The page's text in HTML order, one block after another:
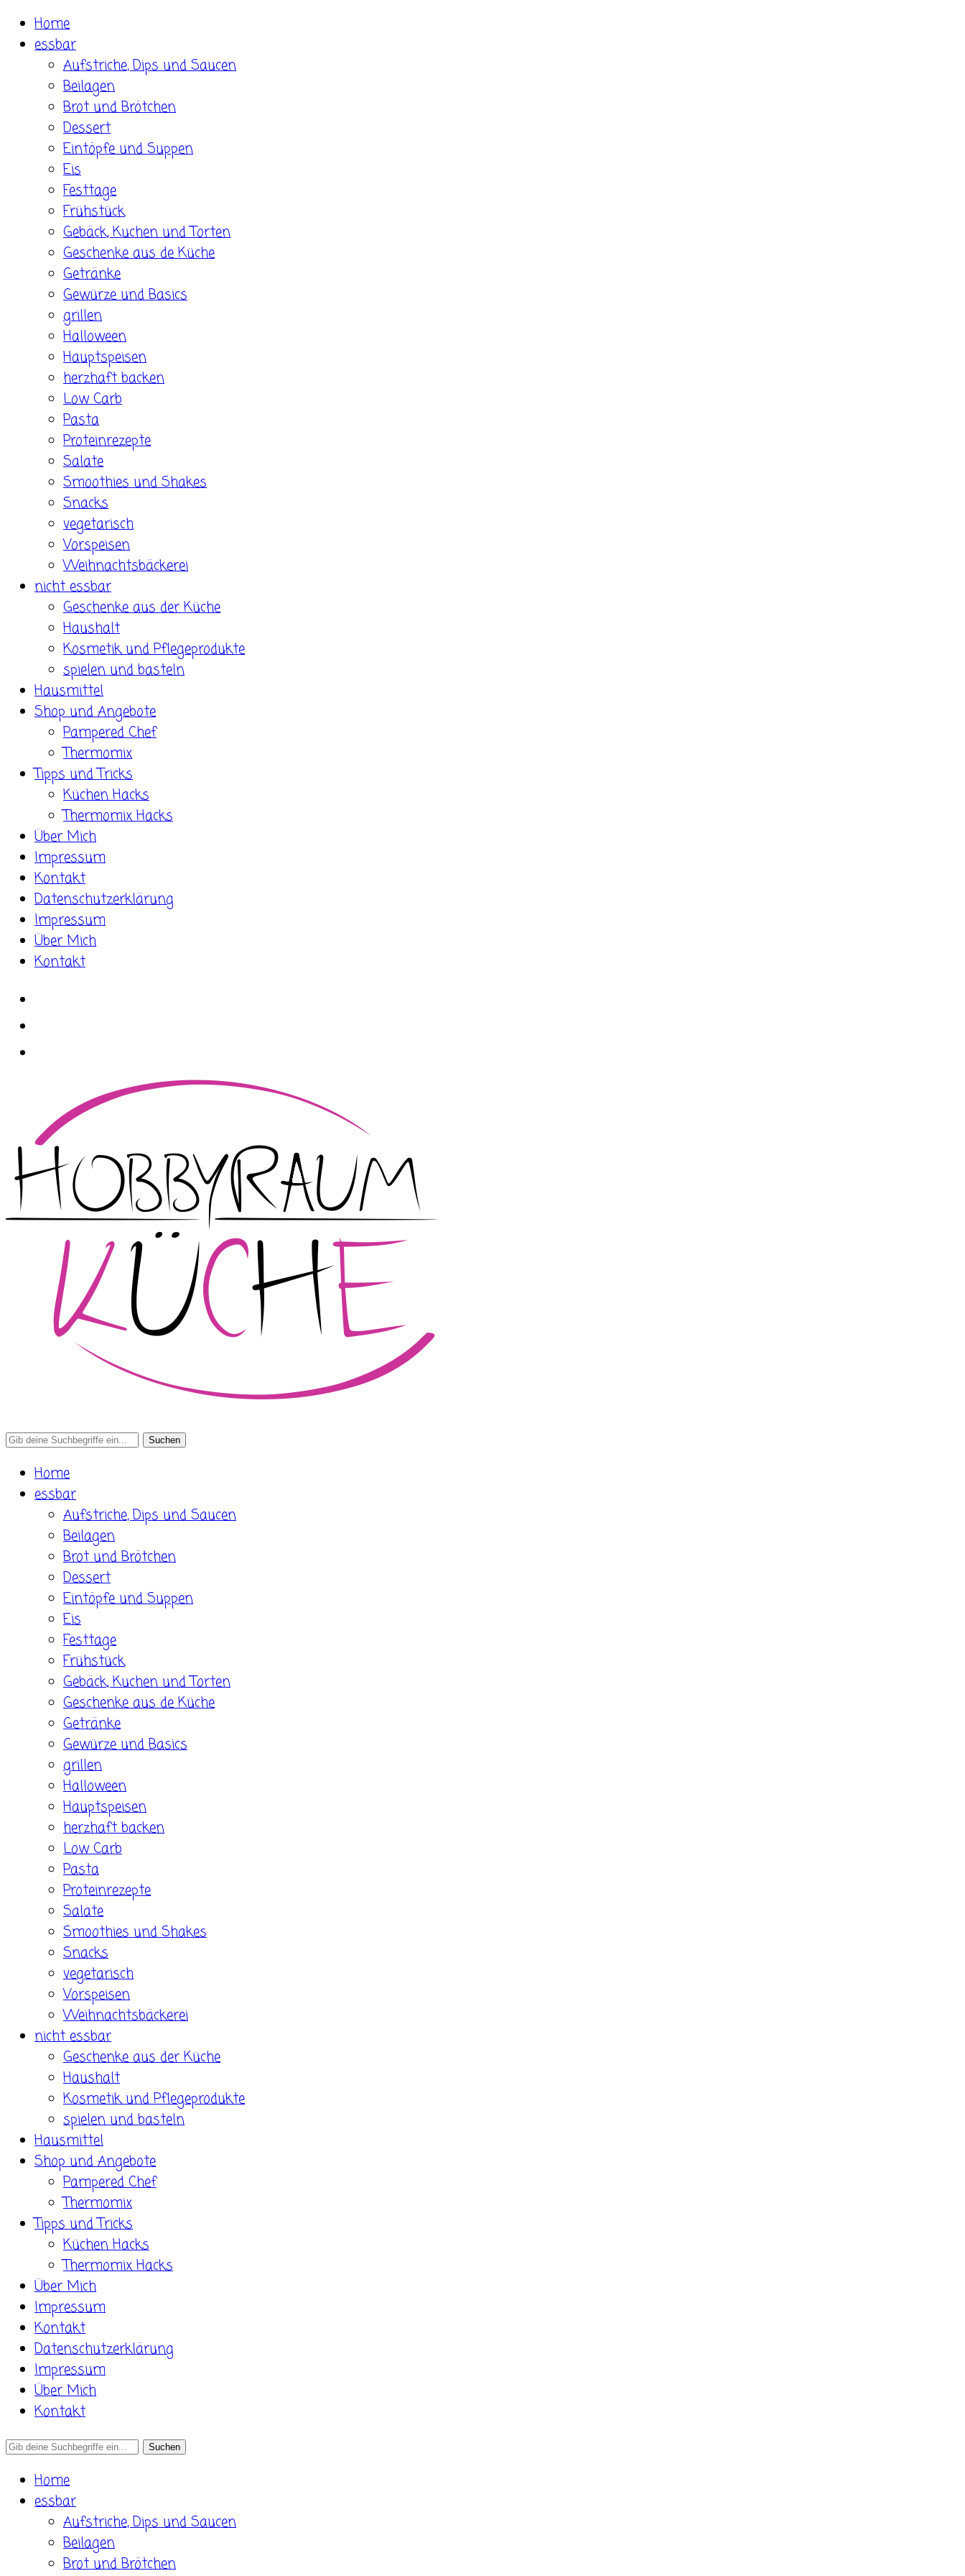
Skip
content
Home
essbar
Aufstriche, Dips und Saucen
Beilagen
Brot und Brötchen
Dessert
Eintöpfe und Suppen
Eis
Festtage
Frühstück
Gebäck, Kuchen und Torten
Geschenke aus de Küche
Getränke
Gewürze und Basics
grillen
Halloween
Hauptspeisen
herzhaft backen
Low Carb
Pasta
Proteinrezepte
Salate
Smoothies und Shakes
Snacks
vegetarisch
Vorspeisen
Weihnachtsbäckerei
nicht essbar
Geschenke aus der Küche
Haushalt
Kosmetik und Pflegeprodukte
spielen und basteln
Hausmittel
Shop und Angebote
Pampered Chef
Thermomix
Tipps und Tricks
Küchen Hacks
Thermomix Hacks
Über Mich
Impressum
Kontakt
Datenschutzerklärung
Impressum
Über Mich
Kontakt
Search
Home
essbar
Aufstriche, Dips und Saucen
Beilagen
Brot und Brötchen
Dessert
Eintöpfe und Suppen
Eis
Festtage
Frühstück
Gebäck, Kuchen und Torten
Geschenke aus de Küche
Getränke
Gewürze und Basics
grillen
Halloween
Hauptspeisen
herzhaft backen
Low Carb
Pasta
Proteinrezepte
Salate
Smoothies und Shakes
Snacks
vegetarisch
Vorspeisen
Weihnachtsbäckerei
nicht essbar
Geschenke aus der Küche
Haushalt
Kosmetik und Pflegeprodukte
spielen und basteln
Hausmittel
Shop und Angebote
Pampered Chef
Thermomix
Tipps und Tricks
Küchen Hacks
Thermomix Hacks
Über Mich
Impressum
Kontakt
Datenschutzerklärung
Impressum
Über Mich
Kontakt
Search
Home
essbar
Aufstriche, Dips und Saucen
Beilagen
Brot und Brötchen